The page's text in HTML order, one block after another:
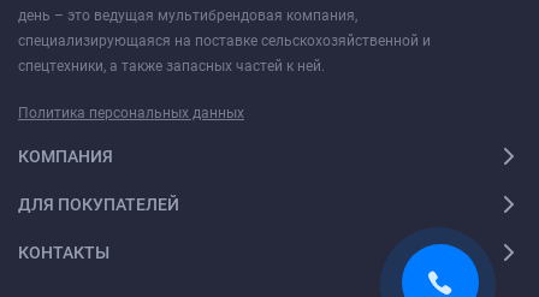
день – это ведущая мультибрендовая компания,
специализирующаяся на поставке сельскохозяйственной и
спецтехники, а также запасных частей к ней.
Политика персональных данных
КОМПАНИЯ
ДЛЯ ПОКУПАТЕЛЕЙ
КОНТАКТЫ